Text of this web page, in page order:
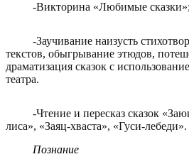
-Викторина «Любимые сказки»;
-Заучивание наизусть
текстов, обыгрывание этюдов,
драматизация сказок с
театра.
-Чтение и пересказ сказок
лиса», «Заяц-хваста», «Гуси-лебеди».
Познание